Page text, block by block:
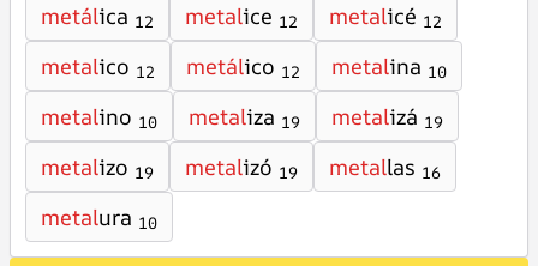
metálica 12 metalice 12 metalicé 12
metalico 12 metálico 12 metalina 10
metalino 10 metaliza 19 metalizá 19
metalizo 19 metalizó 19 metallas 16
metalura 10